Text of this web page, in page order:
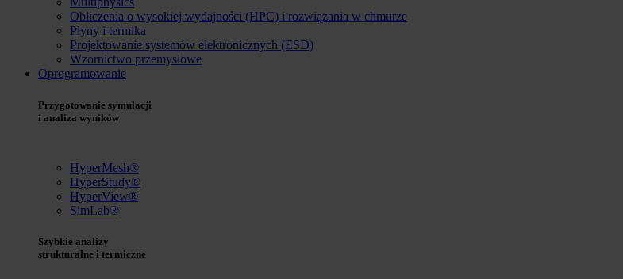
Obliczenia o wysokiej wydajności (HPC) i rozwiązania w chmurze
Płyny i termika
Projektowanie systemów elektronicznych (ESD)
Wzornictwo przemysłowe
Oprogramowanie
Przygotowanie symulacji
i analiza wyników
HyperMesh®
HyperStudy®
HyperView®
SimLab®
Szybkie analizy
strukturalne i termiczne